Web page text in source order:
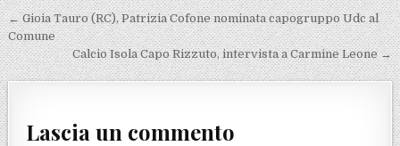
Navigazione articoli
← Gioia Tauro (RC), Patrizia Cofone nominata capogruppo Udc al
Comune
Calcio Isola Capo Rizzuto, intervista a Carmine Leone →
Lascia un commento